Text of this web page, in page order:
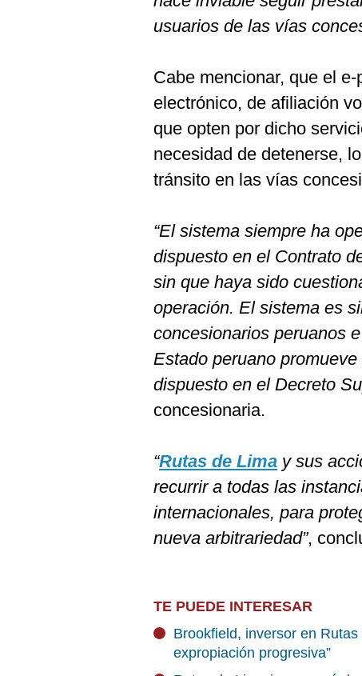
usuarios de las vías
Cabe mencionar, que el
electrónico, de afiliación
que opten por dicho
necesidad de detenerse,
tránsito en las vías
“El sistema siempre ha
dispuesto en el Contrato
sin que haya sido
operación. El sistema es
concesionarios peruanos
Estado peruano
dispuesto en el Decreto
concesionaria.
“Rutas de Lima y sus
recurrir a todas las
internacionales, para
nueva arbitrariedad”,
TE PUEDE INTERESAR
Brookfield, inversor en
expropiación progresiva”